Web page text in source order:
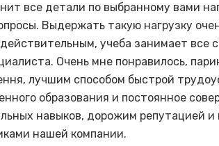
все детали по выбранному вами
Выдержать такую нагрузку
учеба занимает все
Очень мне понравилось,
лучшим способом быстрой
образования и постоянное
навыков, дорожим репутацией и
нашей компании.